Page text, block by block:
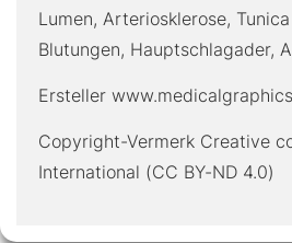
Lumen, Arteriosklerose,
Blutungen, Hauptschlagader,
Ersteller
Copyright-Vermerk Creative
International (CC BY-ND 4.0)